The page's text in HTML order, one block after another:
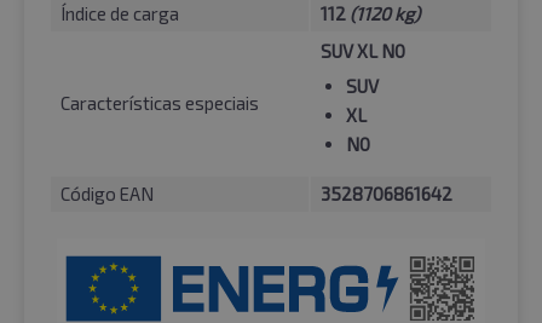
Índice de carga
112 (1120 kg)
Características especiais
SUV XL N0
SUV
XL
N0
Código EAN 3528706861642